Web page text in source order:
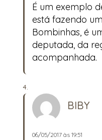
É um exemplo
está fazendo
Bombinhas, é
deputada, da
acompanhada.
BIBY
06/05/2017 às 19:51